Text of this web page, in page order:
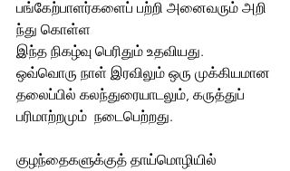
பங்கேற்பாளர்களைப் பற்றி அனைவரும் அறி
ந்து கொள்ள
இந்த நிகழ்வு பெரிதும் உதவியது.
ஒவ்வொரு நாள் இரவிலும் ஒரு முக்கியமான
தலைப்பில் கலந்துரையாடலும், கருத்துப்
பரிமாற்றமும்  நடைபெற்றது.
குழந்தைகளுக்குத் தாய்மொழியில்